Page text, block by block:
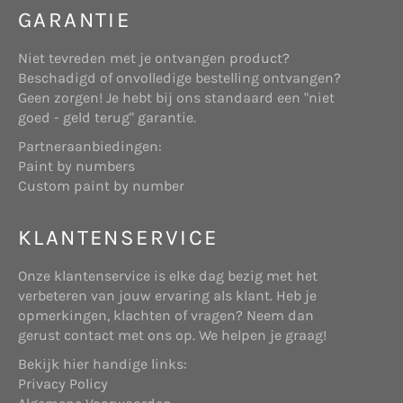
Websitehouder: de onderneming Start Online
die gevestigd is aan Telderslaan 23 te Utrecht,
onder nummer 71986758.
bovengenoemde website.
Verkoper: onderneming die, hetzij als
Deze website maakt gebruik van “cookies”
geplaatst) om de website te helpen analyseren
hoe gebruikers de site gebruiken. De door het
cookie gegenereerde informatie over uw gebruik
van de website kan worden overgebracht naar
eigen beveiligde servers van www.shopbrands.nl
of die van een derde partij. Wij gebruiken deze
informatie om bij te houden hoe u de website
gebruikt, om rapporten over de website-activiteit
met betrekking tot website-activiteit en
Doeleinden
We verzamelen of gebruiken geen informatie voor
andere doeleinden dan de doeleinden die worden
tevoren uw toestemming hiervoor hebben
verkregen.
GARANTIE
Niet tevreden met je ontvangen product?
Beschadigd of onvolledige bestelling ontvangen?
Geen zorgen! Je hebt bij ons standaard een "niet
goed - geld terug" garantie.
Partneraanbiedingen:
Paint by numbers
Custom paint by number
KLANTENSERVICE
Onze klantenservice is elke dag bezig met het
verbeteren van jouw ervaring als klant. Heb je
opmerkingen, klachten of vragen? Neem dan
gerust contact met ons op. We helpen je graag!
Bekijk hier handige links:
Privacy Policy